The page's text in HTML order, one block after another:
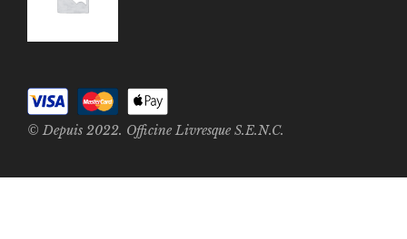
© Depuis 2022. Officine Livresque S.E.N.C.